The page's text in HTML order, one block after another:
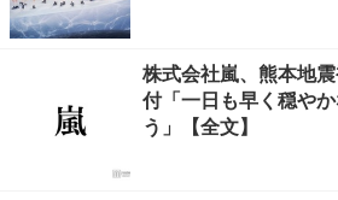
株式会社嵐、熊本地
付「一日も早く穏や
う」【全文】